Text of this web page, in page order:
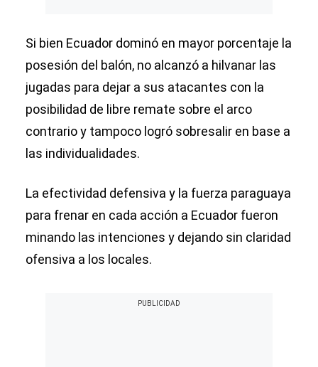
Si bien Ecuador dominó en mayor porcentaje la
posesión del balón, no alcanzó a hilvanar las
jugadas para dejar a sus atacantes con la
posibilidad de libre remate sobre el arco
contrario y tampoco logró sobresalir en base a
las individualidades.
La efectividad defensiva y la fuerza paraguaya
para frenar en cada acción a Ecuador fueron
minando las intenciones y dejando sin claridad
ofensiva a los locales.